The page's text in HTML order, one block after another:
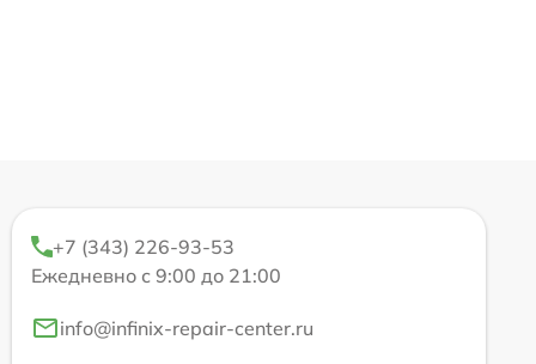
+7 (343) 226-93-53
Ежедневно с 9:00 до 21:00
info@infinix-repair-center.ru